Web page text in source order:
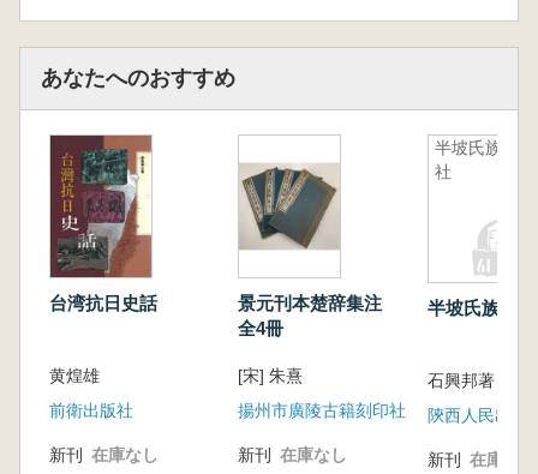
あなたへのおすすめ
台湾抗日史話
黄煌雄
前衛出版社
新刊 在庫なし
景元刊本楚辞集注
全4冊
[宋] 朱熹
揚州市廣陵古籍刻印社
新刊 在庫なし
半坡氏族公
社
半坡氏族公社
石興邦著
陝西人民出版
新刊 在庫なし